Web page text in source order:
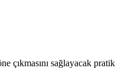
sağlayacak